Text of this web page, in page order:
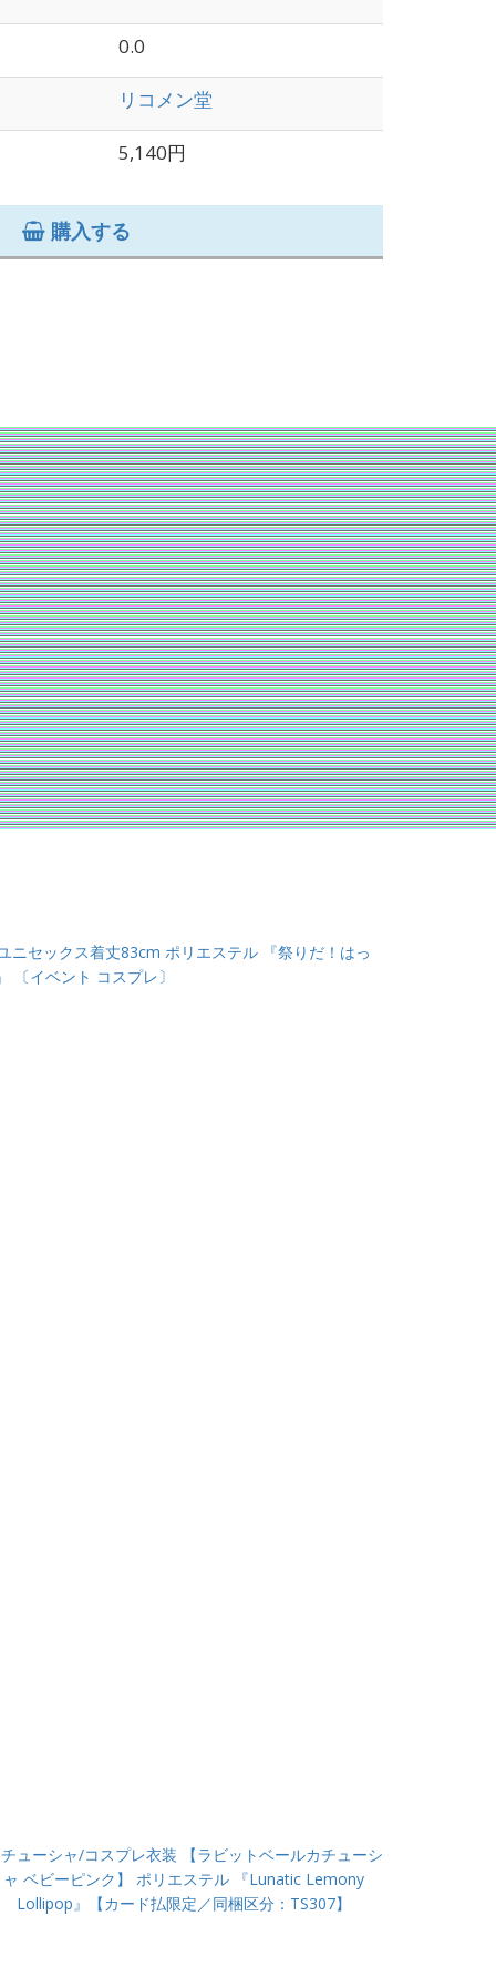
0.0
リコメン堂
5,140円
購入する
ニセックス着丈83cm ポリエステル 『祭りだ！はっ
〔イベント コスプレ〕
ューシャ/コスプレ衣装 【ラビットベールカチューシ
ャ ベビーピンク】 ポリエステル 『Lunatic Lemony
Lollipop』【カード払限定／同梱区分：TS307】